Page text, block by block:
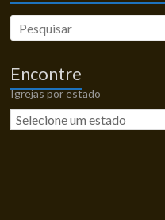
Encontre
Igrejas por estado